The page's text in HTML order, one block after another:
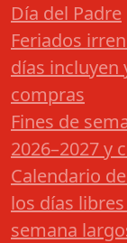
Día del Padre
Feriados
días incluyen
compras
Fines de
2026–2027 y
Calendario
los días
semana